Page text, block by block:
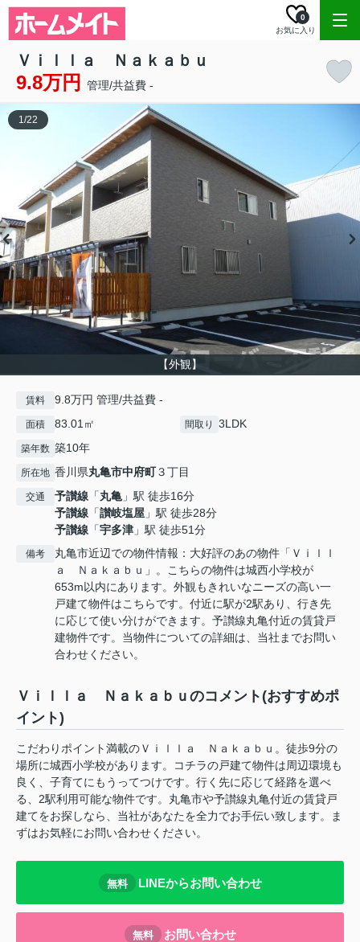
お気に入り
0
Ｖｉｌｌａ Ｎａｋａｂｕ
9.8万円 管理/共益費 -
【外観】
1/22
賃料 9.8万円 管理/共益費 -
面積 83.01㎡ 間取り 3LDK
築年数 築10年
所在地 香川県丸亀市中府町３丁目
交通 予讃線 「丸亀」駅 徒歩16分
予讃線 「讃岐塩屋 」駅 徒歩28分
予讃線 「宇多津 」駅 徒歩51分
備考
丸亀市近辺での物件情報：大好評のあの物件「Ｖｉｌｌ
ａ Ｎａｋａｂｕ」。こちらの物件は城西小学校が
653m以内にあります。外観もきれいなニーズの高い一
戸建て物件はこちらです。付近に駅が2駅あり、行き先
に応じて使い分けができます。予讃線丸亀付近の賃貸戸
建物件です。当物件についての詳細は、当社までお問い
合わせください。
Ｖｉｌｌａ Ｎａｋａｂｕのコメント(おすすめポ
イント)
こだわりポイント満載のＶｉｌｌａ Ｎａｋａｂｕ。徒歩9分の
場所に城西小学校があります。コチラの戸建て物件は周辺環境も
良く、子育てにもうってつけです。行く先に応じて経路を選べ
る、2駅利用可能な物件です。丸亀市や予讃線丸亀付近の賃貸戸
建てをお探しなら、当社があなたを全力でお手伝い致します。ま
ずはお気軽にお問い合わせください。
無料 LINEからお問い合わせ
無料 お問い合わせ